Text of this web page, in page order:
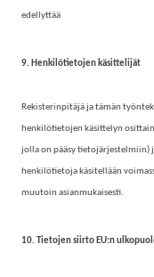
edellyttää
9. Henkilötietojen käsittelijät
Rekisterinpitäjä ja tämän
henkilötietojen käsittelyn
jolla on pääsy tietojärjestelmiin)
henkilötietoja käsitellään
muutoin asianmukaisesti.
10. Tietojen siirto EU:n